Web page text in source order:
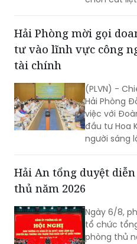
và khu vực
Hải Phòng mời gọi
tư vào lĩnh vực công
tài chính
(PLVN) -
Hải Phòng
việc với
đầu tư Hoa
người sáng
tìm hiểu cơ
Hải An tổng duyệt
thủ năm 2026
Ngày 6/8,
tổ chức
phòng thủ